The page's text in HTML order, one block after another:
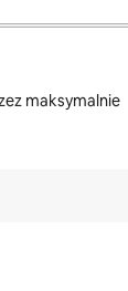
maksymalnie